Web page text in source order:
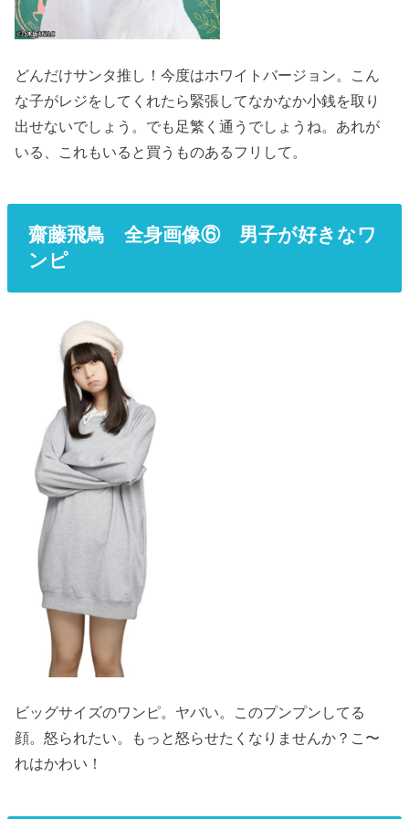
どんだけサンタ推し！今度はホワイトバージョン。こん
な子がレジをしてくれたら緊張してなかなか小銭を取り
出せないでしょう。でも足繁く通うでしょうね。あれが
いる、これもいると買うものあるフリして。
齋藤飛鳥 全身画像⑥ 男子が好きなワ
ンピ
ビッグサイズのワンピ。ヤバい。このプンプンしてる
顔。怒られたい。もっと怒らせたくなりませんか？こ〜
れはかわい！